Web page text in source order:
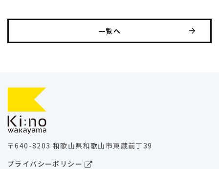
一覧へ
〒640-8203 和歌山県和歌山市東蔵前丁39
プライバシーポリシー